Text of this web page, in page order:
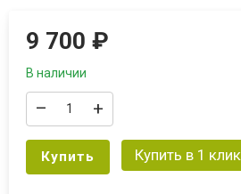
9 700₽
В наличии
– +
Купить Купить в 1 клик